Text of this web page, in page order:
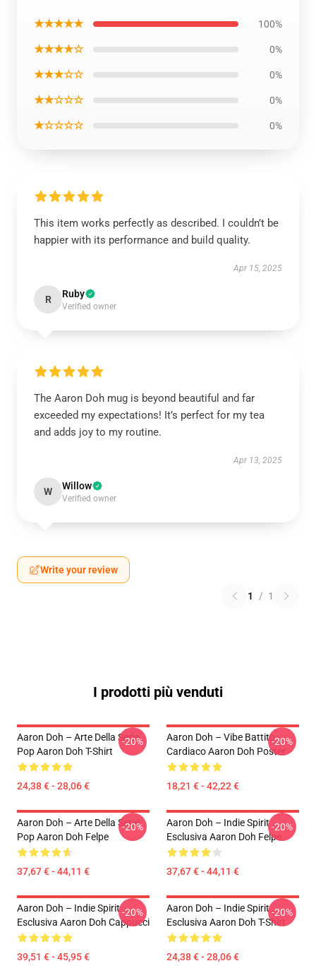
★★★★★ 100%
★★★★☆ 0%
★★★☆☆ 0%
★★☆☆☆ 0%
★☆☆☆☆ 0%
This item works perfectly as described. I couldn’t be
happier with its performance and build quality.
Apr 15, 2025
R Ruby
Verified owner
The Aaron Doh mug is beyond beautiful and far
exceeded my expectations! It’s perfect for my tea
and adds joy to my routine.
Apr 13, 2025
W Willow
Verified owner
Write your review
1 / 1
I prodotti più venduti
Aaron Doh – Arte Della Serie
Pop Aaron Doh T-Shirt
24,38 € - 28,06 €
-20%
Aaron Doh – Vibe Battito
Cardiaco Aaron Doh Poster
18,21 € - 42,22 €
-20%
Aaron Doh – Arte Della Serie
Pop Aaron Doh Felpe
37,67 € - 44,11 €
-20%
Aaron Doh – Indie Spirit
Esclusiva Aaron Doh Felpe
37,67 € - 44,11 €
-20%
Aaron Doh – Indie Spirit
Esclusiva Aaron Doh Cappucci
39,51 € - 45,95 €
-20%
Aaron Doh – Indie Spirit
Esclusiva Aaron Doh T-Shirt
24,38 € - 28,06 €
-20%